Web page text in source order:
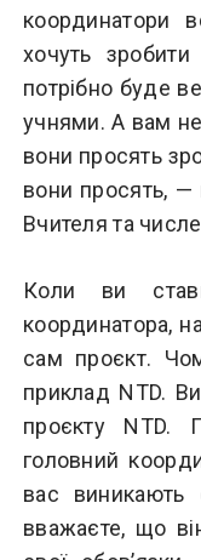
координатори
хочуть
потрібно буде
учнями. А вам
вони просять
вони просять, —
Вчителя та
Коли ви
координатора,
сам проєкт.
приклад NTD.
проєкту NTD.
головний
вас
вважаєте, що